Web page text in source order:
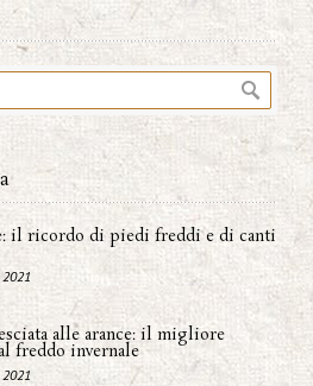
il ricordo di piedi freddi e di canti
alle arance: il migliore
freddo invernale